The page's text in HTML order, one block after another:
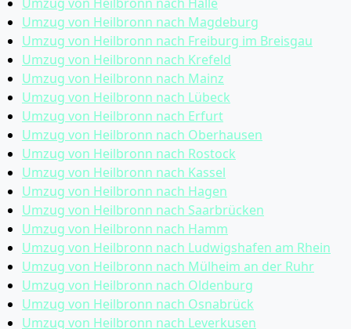
Umzug von Heilbronn nach Magdeburg
Umzug von Heilbronn nach Freiburg im Breisgau
Umzug von Heilbronn nach Krefeld
Umzug von Heilbronn nach Mainz
Umzug von Heilbronn nach Lübeck
Umzug von Heilbronn nach Erfurt
Umzug von Heilbronn nach Oberhausen
Umzug von Heilbronn nach Rostock
Umzug von Heilbronn nach Kassel
Umzug von Heilbronn nach Hagen
Umzug von Heilbronn nach Saarbrücken
Umzug von Heilbronn nach Hamm
Umzug von Heilbronn nach Ludwigshafen am Rhein
Umzug von Heilbronn nach Mülheim an der Ruhr
Umzug von Heilbronn nach Oldenburg
Umzug von Heilbronn nach Osnabrück
Umzug von Heilbronn nach Leverkusen